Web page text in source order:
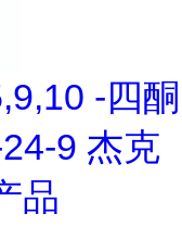
-四酮
9 杰克
品